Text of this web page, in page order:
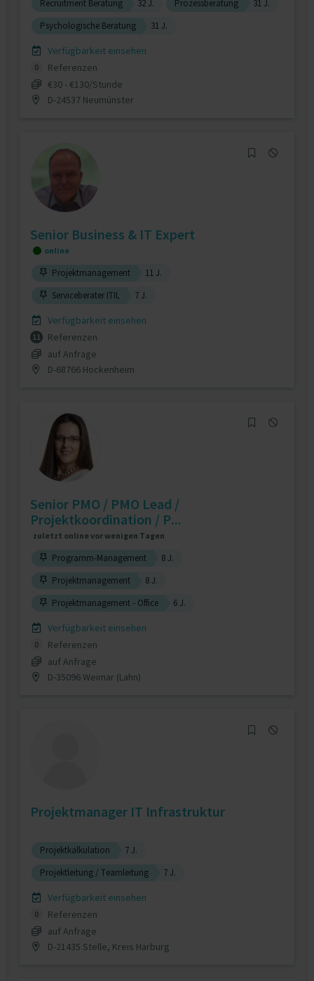
Recruitment Beratung 32 J. Prozessberatung
31 J.
Psychologische Beratung
31 J.
Verfügbarkeit einsehen
0
Referenzen
€30 - €130/Stunde
D-24537 Neumünster
Senior Business & IT Expert
online
Projektmanagement
11 J.
Serviceberater ITIL
7 J.
Verfügbarkeit einsehen
11
Referenzen
auf Anfrage
D-68766 Hockenheim
Senior PMO / PMO Lead /
Projektkoordination / P...
zuletzt online vor wenigen Tagen
Programm-Management
8 J.
Projektmanagement
8 J.
Projektmanagement - Office
6 J.
Verfügbarkeit einsehen
0
Referenzen
auf Anfrage
D-35096 Weimar (Lahn)
Projektmanager IT Infrastruktur
Projektkalkulation
7 J.
Projektleitung / Teamleitung
7 J.
Verfügbarkeit einsehen
0
Referenzen
auf Anfrage
D-21435 Stelle, Kreis Harburg